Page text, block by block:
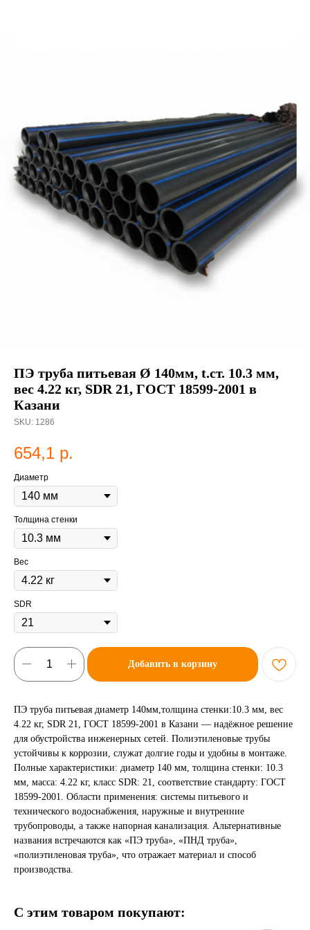
ПЭ труба питьевая Ø 140мм, t.ст. 10.3 мм,
вес 4.22 кг, SDR 21, ГОСТ 18599-2001 в
Казани
SKU: 1286
654,1 р.
Диаметр
Толщина стенки
Вес
SDR
Добавить в корзину
ПЭ труба питьевая диаметр 140мм,толщина стенки:10.3 мм, вес
4.22 кг, SDR 21, ГОСТ 18599-2001 в Казани — надёжное решение
для обустройства инженерных сетей. Полиэтиленовые трубы
устойчивы к коррозии, служат долгие годы и удобны в монтаже.
Полные характеристики: диаметр 140 мм, толщина стенки: 10.3
мм, масса: 4.22 кг, класс SDR: 21, соответствие стандарту: ГОСТ
18599-2001. Области применения: системы питьевого и
технического водоснабжения, наружные и внутренние
трубопроводы, а также напорная канализация. Альтернативные
названия встречаются как «ПЭ труба», «ПНД труба»,
«полиэтиленовая труба», что отражает материал и способ
производства.
С этим товаром покупают: